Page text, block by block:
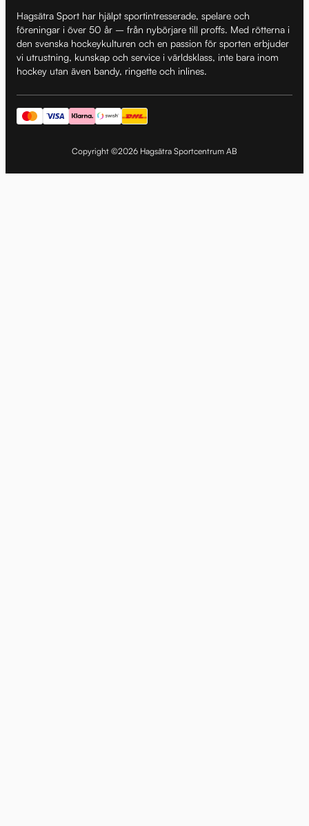
Hagsätra Sport har hjälpt sportintresserade, spelare och
föreningar i över 50 år – från nybörjare till proffs. Med rötterna i
den svenska hockeykulturen och en passion för sporten erbjuder
vi utrustning, kunskap och service i världsklass, inte bara inom
hockey utan även bandy, ringette och inlines.
Copyright ©2026 Hagsätra Sportcentrum AB